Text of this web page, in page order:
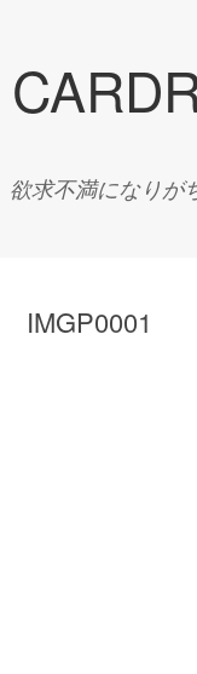
欲求不満になりが
IMGP0001